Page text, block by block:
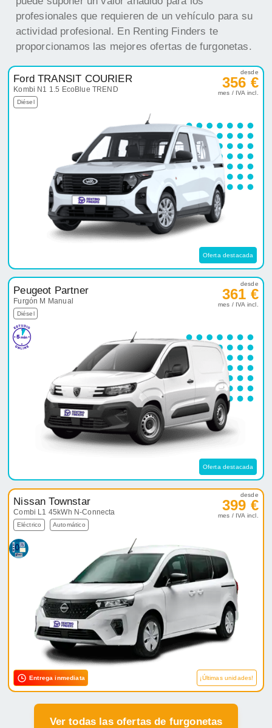
profesionales que requieren de un vehículo para su
actividad profesional. En Renting Finders te
proporcionamos las mejores ofertas de furgonetas.
Ford TRANSIT COURIER
Kombi N1 1.5 EcoBlue TREND
Diésel
desde
356 €
mes / IVA incl.
Oferta destacada
Peugeot Partner
Furgón M Manual
Diésel
desde
361 €
mes / IVA incl.
Oferta destacada
Nissan Townstar
Combi L1 45kWh N-Connecta
Eléctrico Automático
desde
399 €
mes / IVA incl.
Entrega inmediata ¡Últimas unidades!
Ver todas las ofertas de furgonetas